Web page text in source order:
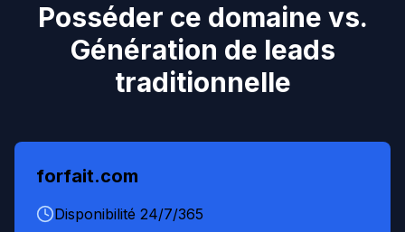
Posséder ce domaine vs.
Génération de leads
traditionnelle
forfait.com
Disponibilité 24/7/365